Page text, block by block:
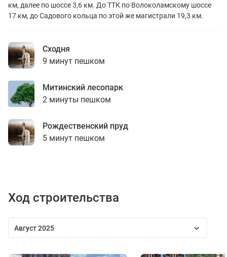
км, далее по шоссе 3,6 км. До ТТК по Волоколамскому шоссе
17 км, до Садового кольца по этой же магистрали 19,3 км.
Сходня
9 минут пешком
Митинский лесопарк
2 минуты пешком
Рождественский пруд
5 минут пешком
Ход строительства
Август 2025